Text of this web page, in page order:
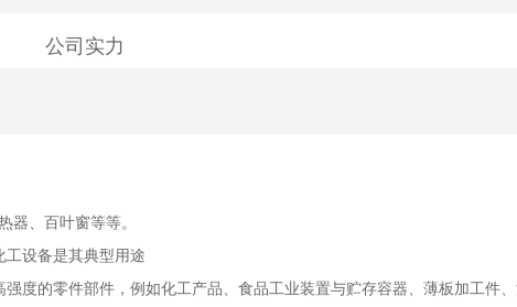
公司实力
、百叶窗等等。
设备是其典型用途
度的零件部件，例如化工产品、食品工业装置与贮存容器、薄板加工件